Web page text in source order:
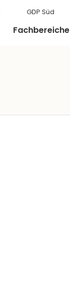
GDP Süd
Fachbereiche